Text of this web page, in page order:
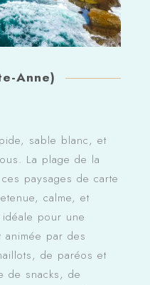
Anne)
sable blanc, et
La plage de la
paysages de carte
calme, et
pour une
par des
de paréos et
de snacks, de